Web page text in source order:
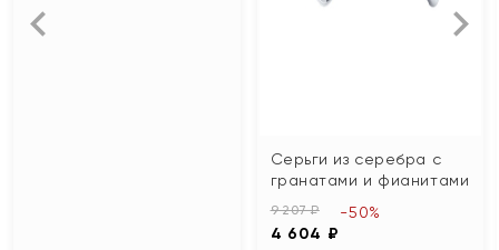
Серьги из серебра с
гранатами и фианитами
9 207 ₽
4 604 ₽
-50%